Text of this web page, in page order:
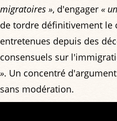
migratoires », d'engager «
de tordre définitivement le
entretenues depuis des
consensuels sur
». Un concentré
sans modération.